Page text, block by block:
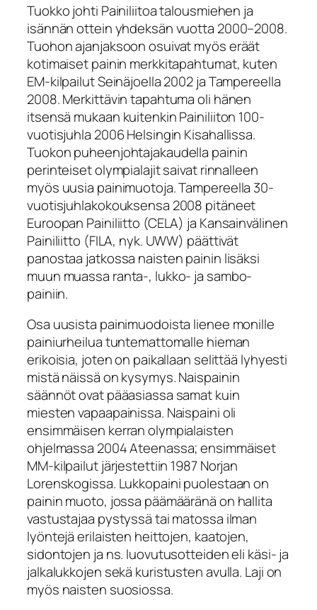
Tuokko johti Painiliitoa talousmiehen ja
isännän ottein yhdeksän vuotta 2000–2008.
Tuohon ajanjaksoon osuivat myös eräät
kotimaiset painin merkkitapahtumat, kuten
EM-kilpailut Seinäjoella 2002 ja Tampereella
2008. Merkittävin tapahtuma oli hänen
itsensä mukaan kuitenkin Painiliiton 100-
vuotisjuhla 2006 Helsingin Kisahallissa.
Tuokon puheenjohtajakaudella painin
perinteiset olympialajit saivat rinnalleen
myös uusia painimuotoja. Tampereella 30-
vuotisjuhlakokouksensa 2008 pitäneet
Euroopan Painiliitto (CELA) ja Kansainvälinen
Painiliitto (FILA, nyk. UWW) päättivät
panostaa jatkossa naisten painin lisäksi
muun muassa ranta-, lukko- ja sambo-
painiin.
Osa uusista painimuodoista lienee monille
painiurheilua tuntemattomalle hieman
erikoisia, joten on paikallaan selittää lyhyesti
mistä näissä on kysymys. Naispainin
säännöt ovat pääasiassa samat kuin
miesten vapaapainissa. Naispaini oli
ensimmäisen kerran olympialaisten
ohjelmassa 2004 Ateenassa; ensimmäiset
MM-kilpailut järjestettiin 1987 Norjan
Lorenskogissa. Lukkopaini puolestaan on
painin muoto, jossa päämääränä on hallita
vastustajaa pystyssä tai matossa ilman
lyöntejä erilaisten heittojen, kaatojen,
sidontojen ja ns. luovutusotteiden eli käsi- ja
jalkalukkojen sekä kuristusten avulla. Laji on
myös naisten suosiossa.